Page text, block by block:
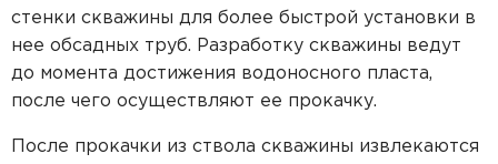
стенки скважины для более быстрой установки в
нее обсадных труб. Разработку скважины ведут
до момента достижения водоносного пласта,
после чего осуществляют ее прокачку.
После прокачки из ствола скважины извлекаются